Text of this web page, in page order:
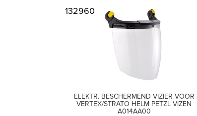
132960
ELEKTR. BESCHERMEND VIZIER VOOR
VERTEX/STRATO HELM PETZL VIZEN
A014AA00